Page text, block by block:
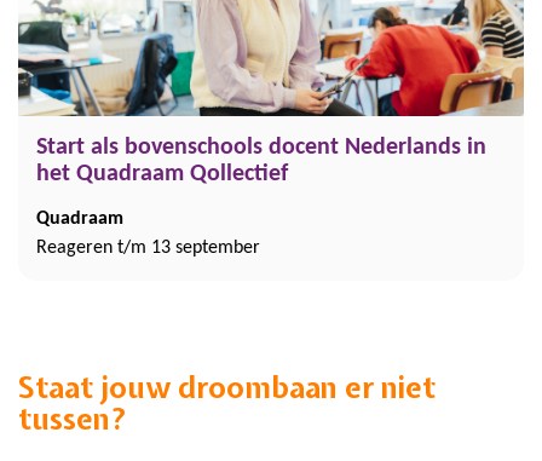
Start als bovenschools docent Nederlands in
het Quadraam Qollectief
Quadraam
Reageren t/m 13 september
Staat jouw droombaan er niet
tussen?